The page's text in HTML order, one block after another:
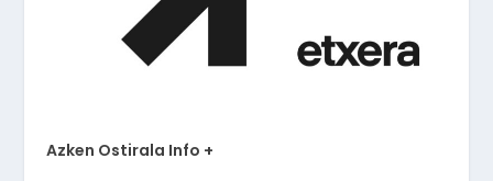
Azken Ostirala Info +